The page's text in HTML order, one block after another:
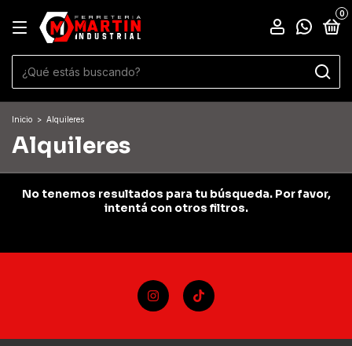
0
Inicio > Alquileres
Alquileres
No tenemos resultados para tu búsqueda. Por favor,
intentá con otros filtros.